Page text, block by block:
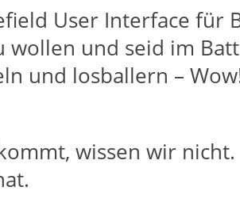
User Interface für
und seid im
und losballern –
wissen wir nicht.